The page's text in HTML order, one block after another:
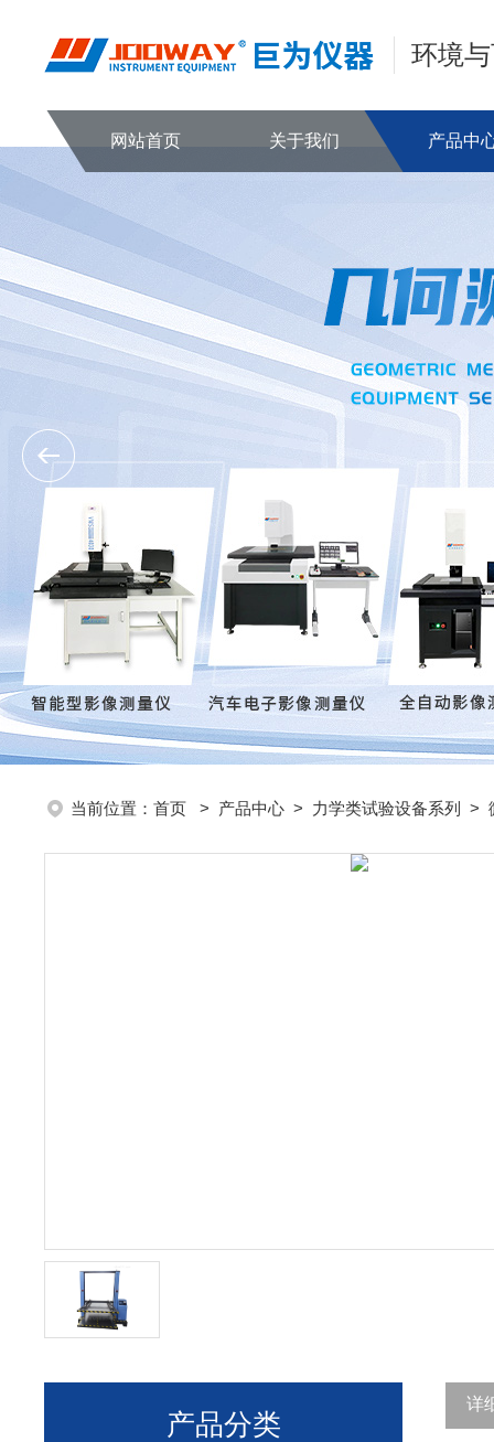
环境
网站首页 关于我们 产品中
当前位置： 首页 > 产品中心 > 力学类试验设备系列 >
产品分类
详